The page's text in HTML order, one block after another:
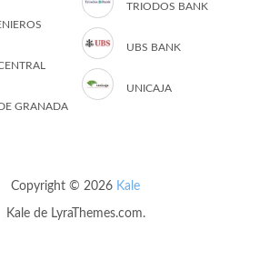
GRANADA
TRIODOS BANK
UBS BANK
UNICAJA
Copyright © 2026 Kale
Kalede LyraThemes.com.